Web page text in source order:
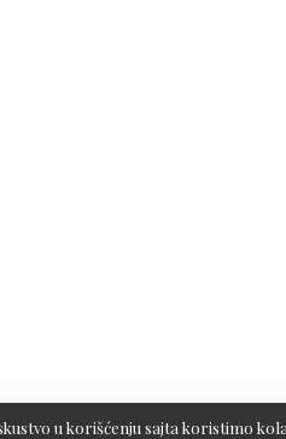
u korišćenju sajta koristimo